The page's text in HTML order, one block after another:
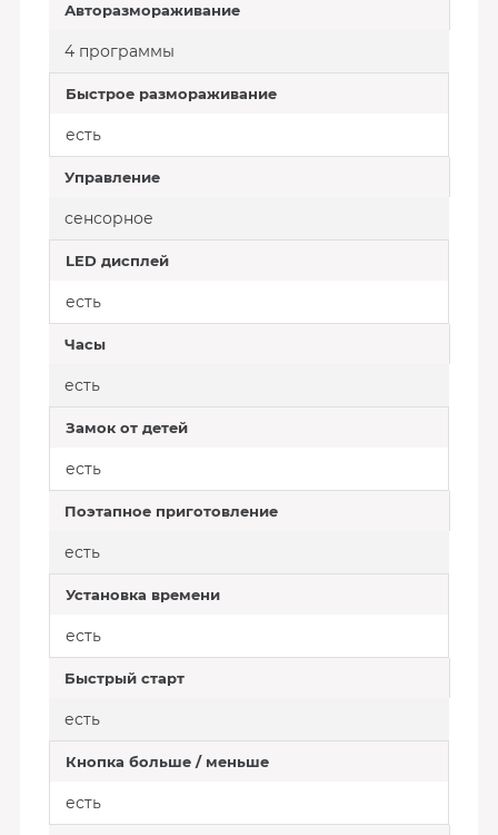
Авторазмораживание
4 программы
Быстрое размораживание
есть
Управление
сенсорное
LED дисплей
есть
Часы
есть
Замок от детей
есть
Поэтапное приготовление
есть
Установка времени
есть
Быстрый старт
есть
Кнопка больше / меньше
есть